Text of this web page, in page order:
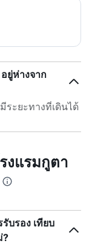
ยู่ห่างจาก
ระยะทางที่เดินได้
งแรมกูตา
บรอง เทียบ
?